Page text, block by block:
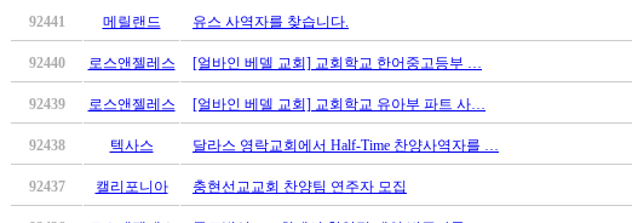
노
트
무
92441 메릴랜드 유스 사역자를 찾습니다.
92440 로스앤젤레스 [얼바인 베델 교회] 교회학교 한어중고등부 …
92439 로스앤젤레스 [얼바인 베델 교회] 교회학교 유아부 파트 사…
92438 텍사스 달라스 영락교회에서 Half-Time 찬양사역자를 …
92437 캘리포니아 충현선교교회 찬양팀 연주자 모집